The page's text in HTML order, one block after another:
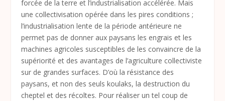
forcée de la terre et l’industrialisation accélérée. Mais
une collectivisation opérée dans les pires conditions ;
l’industrialisation lente de la période antérieure ne
permet pas de donner aux paysans les engrais et les
machines agricoles susceptibles de les convaincre de la
supériorité et des avantages de l’agriculture collectiviste
sur de grandes surfaces. D’où la résistance des
paysans, et non des seuls koulaks, la destruction du
cheptel et des récoltes. Pour réaliser un tel coup de